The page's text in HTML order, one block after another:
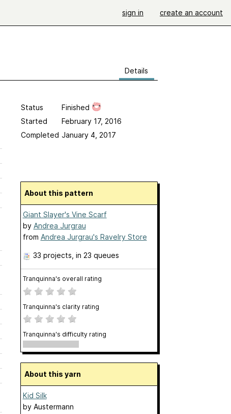
sign in create an account
Details
Status
Finished
Started
February 17, 2016
Completed January 4, 2017
About this pattern
Giant Slayer's Vine Scarf
by Andrea Jurgrau
from Andrea Jurgrau's Ravelry Store
33 projects , in 23 queues
Tranquinna's overall rating
Tranquinna's clarity rating
Tranquinna's difficulty rating
About this yarn
Kid Silk
by Austermann